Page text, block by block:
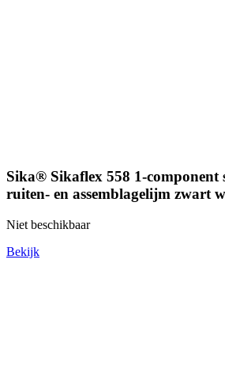
Sika® Sikaflex 558 1-component
ruiten- en assemblagelijm zwart
Niet beschikbaar
Bekijk